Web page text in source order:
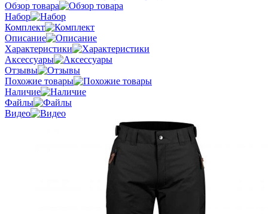
Обзор товара
Набор
Комплект
Описание
Характеристики
Аксессуары
Отзывы
Похожие товары
Наличие
Файлы
Видео